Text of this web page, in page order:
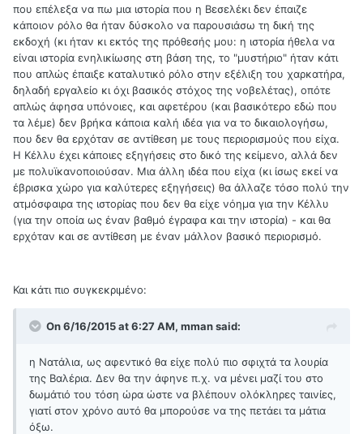
που επέλεξα να πω μια ιστορία που η Βεσελέκι δεν έπαιζε
κάποιον ρόλο θα ήταν δύσκολο να παρουσιάσω τη δική της
εκδοχή (κι ήταν κι εκτός της πρόθεσής μου: η ιστορία ήθελα να
είναι ιστορία ενηλικίωσης στη βάση της, το "μυστήριο" ήταν κάτι
που απλώς έπαιξε καταλυτικό ρόλο στην εξέλιξη του χαρκατήρα,
δηλαδή εργαλείο κι όχι βασικός στόχος της νοβελέτας), οπότε
απλώς άφησα υπόνοιες, και αφετέρου (και βασικότερο εδώ που
τα λέμε) δεν βρήκα κάποια καλή ιδέα για να το δικαιολογήσω,
που δεν θα ερχόταν σε αντίθεση με τους περιορισμούς που είχα.
Η Κέλλυ έχει κάποιες εξηγήσεις στο δικό της κείμενο, αλλά δεν
με πολυϊκανοποιούσαν. Μια άλλη ιδέα που είχα (κι ίσως εκεί να
έβρισκα χώρο για καλύτερες εξηγήσεις) θα άλλαζε τόσο πολύ την
ατμόσφαιρα της ιστορίας που δεν θα είχε νόημα για την Κέλλυ
(για την οποία ως έναν βαθμό έγραφα και την ιστορία) - και θα
ερχόταν και σε αντίθεση με έναν μάλλον βασικό περιορισμό.
Και κάτι πιο συγκεκριμένο:
On 6/16/2015 at 6:27 AM, mman said:
η Νατάλια, ως αφεντικό θα είχε πολύ πιο σφιχτά τα λουρία
της Βαλέρια. Δεν θα την άφηνε π.χ. να μένει μαζί του στο
δωμάτιό του τόση ώρα ώστε να βλέπουν ολόκληρες ταινίες,
γιατί στον χρόνο αυτό θα μπορούσε να της πετάει τα μάτια
όξω.